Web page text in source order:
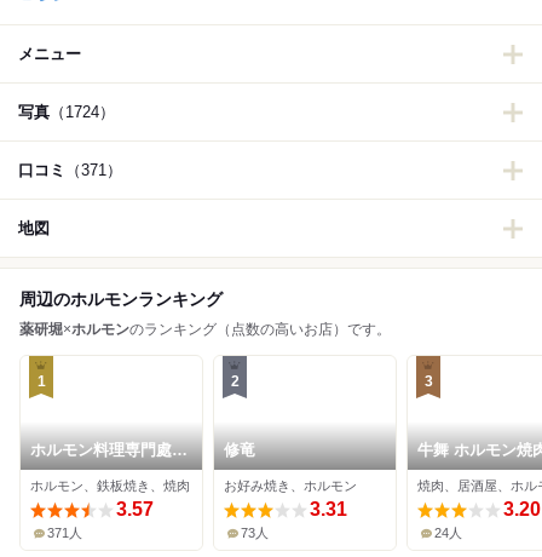
メニュー
写真 （1724）
口コミ （371）
地図
周辺のホルモンランキング
薬研堀×ホルモンのランキング（点数の高いお店）です。
1
ホルモン料理専門處
利根屋
ホルモン、鉄板焼き、焼肉
3.57
371人
2
修竜
お好み焼き、ホルモン
3.31
73人
3
牛舞 ホルモン焼
場
焼肉、居酒屋、ホル
3.20
24人